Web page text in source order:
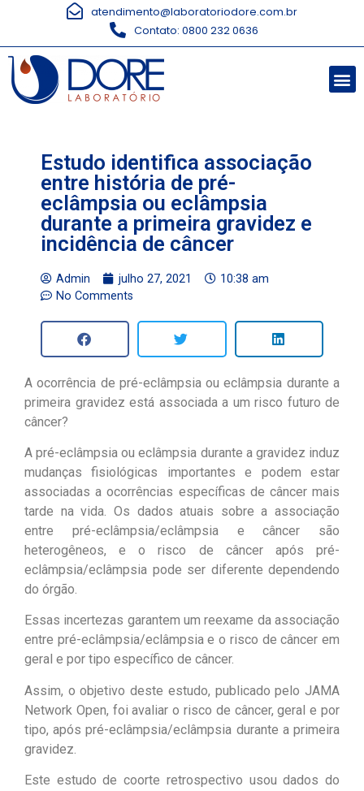
atendimento@laboratoriodore.com.br
Contato: 0800 232 0636
Estudo identifica associação
entre história de pré-
eclâmpsia ou eclâmpsia
durante a primeira gravidez e
incidência de câncer
Admin julho 27, 2021
10:38 am
No Comments
A ocorrência de pré-eclâmpsia ou eclâmpsia durante a
primeira gravidez está associada a um risco futuro de
câncer?
A pré-eclâmpsia ou eclâmpsia durante a gravidez induz
mudanças fisiológicas importantes e podem estar
associadas a ocorrências específicas de câncer mais
tarde na vida. Os dados atuais sobre a associação
entre pré-eclâmpsia/eclâmpsia e câncer são
heterogêneos, e o risco de câncer após pré-
eclâmpsia/eclâmpsia pode ser diferente dependendo
do órgão.
Essas incertezas garantem um reexame da associação
entre pré-eclâmpsia/eclâmpsia e o risco de câncer em
geral e por tipo específico de câncer.
Assim, o objetivo deste estudo, publicado pelo JAMA
Network Open, foi avaliar o risco de câncer, geral e por
tipo, após pré-eclâmpsia/eclâmpsia durante a primeira
gravidez.
Este estudo de coorte retrospectivo usou dados do